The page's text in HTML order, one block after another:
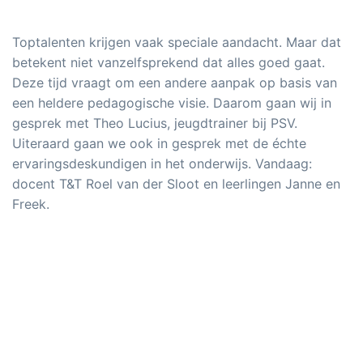
Toptalenten krijgen vaak speciale aandacht. Maar dat
betekent niet vanzelfsprekend dat alles goed gaat.
Deze tijd vraagt om een andere aanpak op basis van
een heldere pedagogische visie. Daarom gaan wij in
gesprek met Theo Lucius, jeugdtrainer bij PSV.
Uiteraard gaan we ook in gesprek met de échte
ervaringsdeskundigen in het onderwijs. Vandaag:
docent T&T Roel van der Sloot en leerlingen Janne en
Freek.